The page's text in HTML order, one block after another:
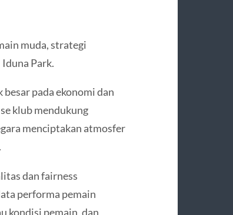
muda, strategi
Park.
pada ekonomi dan
klub mendukung
menciptakan atmosfer
dan fairness
performa pemain
kondisi pemain, dan